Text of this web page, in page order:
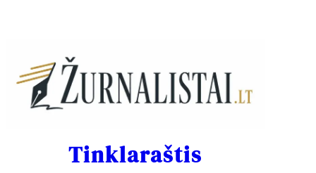
Tinklaraštis